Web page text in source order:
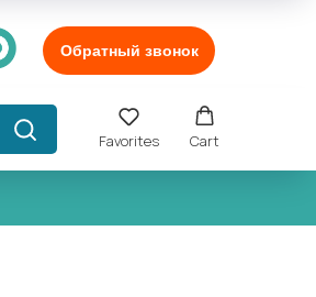
Обратный звонок
Favorites Cart